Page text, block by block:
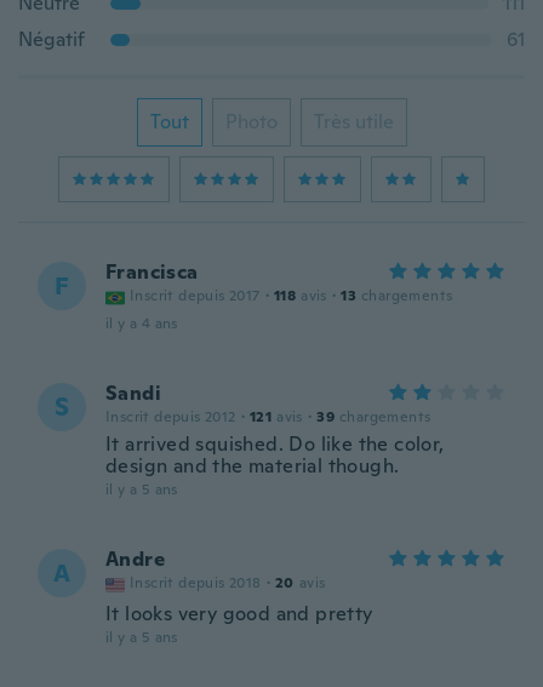
Négatif
61
Tout Photo Très utile
F Francisca
Inscrit depuis 2017 · 118 avis · 13 chargements
il y a 4 ans
S Sandi
Inscrit depuis 2012 · 121 avis · 39 chargements
It arrived squished. Do like the color,
design and the material though.
il y a 5 ans
A Andre
Inscrit depuis 2018 · 20 avis
It looks very good and pretty
il y a 5 ans